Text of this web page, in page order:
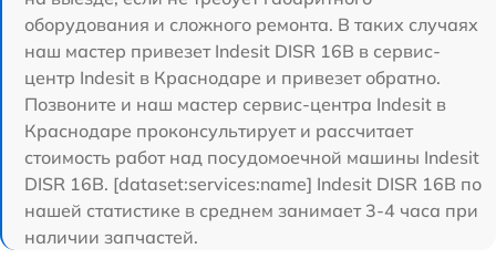
оборудования и сложного ремонта. В таких случаях
наш мастер привезет Indesit DISR 16B в сервис-
центр Indesit в Краснодаре и привезет обратно.
Позвоните и наш мастер сервис-центра Indesit в
Краснодаре проконсультирует и рассчитает
стоимость работ над посудомоечной машины Indesit
DISR 16B. [dataset:services:name] Indesit DISR 16B по
нашей статистике в среднем занимает 3-4 часа при
наличии запчастей.